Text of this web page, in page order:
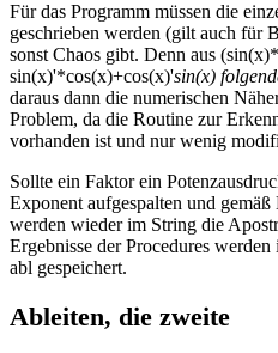
Für das Programm müssen die
geschrieben werden (gilt auch für
sonst Chaos gibt. Denn aus
sin(x)'*cos(x)+cos(x)'sin(x)
daraus dann die numerischen
Problem, da die Routine zur
vorhanden ist und nur wenig
Sollte ein Faktor ein
Exponent aufgespalten und
werden wieder im String die
Ergebnisse der Procedures
abl gespeichert.
Ableiten, die zweite